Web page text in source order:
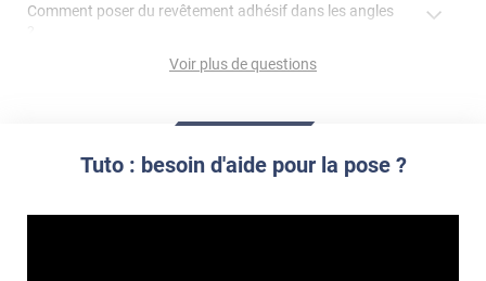
colle
et la colle. Vous retirez beaucoup plus facilement le
Comment poser du revêtement adhésif dans les angles
Voir plus de questions
Tuto : besoin d'aide pour la pose ?